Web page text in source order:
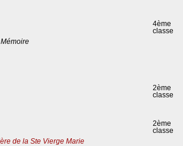
4ème
classe
2ème
classe
2ème
classe
de la Ste Vierge Marie